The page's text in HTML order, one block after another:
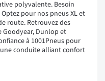
polyvalente. Besoin
pour nos pneus XL et
route. Retrouvez des
Goodyear, Dunlop et
à 1001Pneus pour
conduite alliant confort